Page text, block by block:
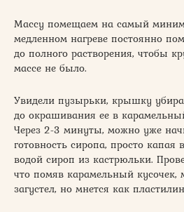
Массу помещаем на самый
медленном нагреве постоянно
до полного растворения, чтобы
массе не было.
Увидели пузырьки, крышку
до окрашивания ее в
Через 2-3 минуты, можно уже
готовность сиропа, просто капая
водой сироп из кастрюльки.
что помяв карамельный
загустел, но мнется как